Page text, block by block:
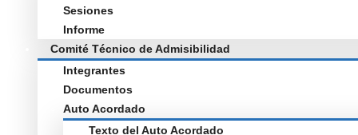
Sesiones
Informe
Comité Técnico de Admisibilidad
Integrantes
Documentos
Auto Acordado
Texto del Auto Acordado